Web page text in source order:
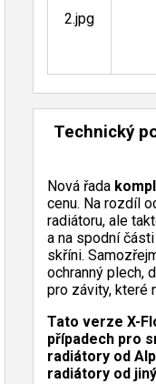
Technický
Nová řada
cenu. Na rozdíl
radiátoru, ale
a na spodní
skříni.
ochranný plech,
pro závity, které
Tato verze X-
případech pro
radiátory od
radiátory od